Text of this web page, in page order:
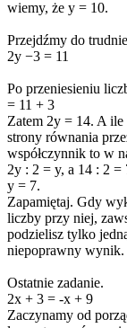
wiemy, że y = 10.
Przejdźmy do
2y −3 = 11
Po przeniesieniu
= 11 + 3
Zatem 2y = 14. A
strony równania
współczynnik to w
2y : 2 = y, a 14 : 2 =
y = 7.
Zapamiętaj. Gdy
liczby przy niej,
podzielisz tylko
niepoprawny wynik.
Ostatnie zadanie.
2x + 3 = -x + 9
Zaczynamy od